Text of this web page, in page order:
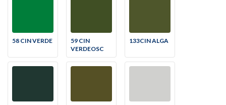
58 CIN VERDE
59 CIN
VERDEOSC
133CIN ALGA